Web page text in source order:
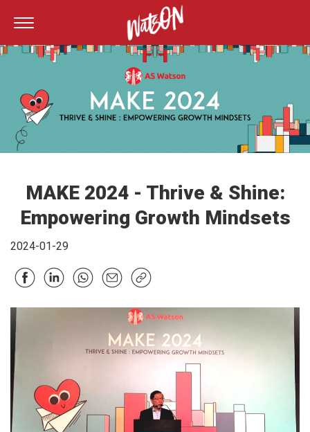
MAKE 2024 - Thrive & Shine:
Empowering Growth Mindsets
2024-01-29